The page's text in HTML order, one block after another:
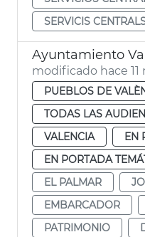
SERVICIS
modificado hace 11
PUEBLOS DE
TODAS LAS
VALENCIA
EN
EN PORTADA
EL PALMAR
EMBARCADOR
PATRIMONIO